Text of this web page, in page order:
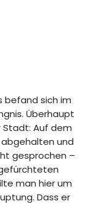
befand sich im
Überhaupt
Auf dem
und
gesprochen –
man hier um
Dass er